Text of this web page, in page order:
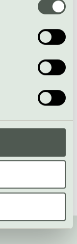
medier. Vi
och annan
medier och
med.
som de har